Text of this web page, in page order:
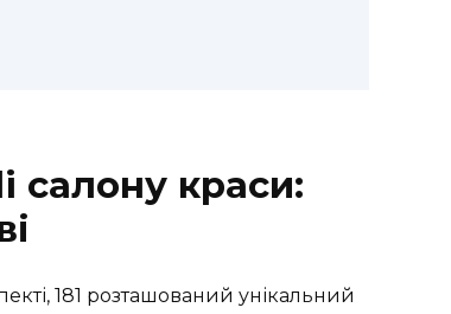
салону краси:
181 розташований унікальний